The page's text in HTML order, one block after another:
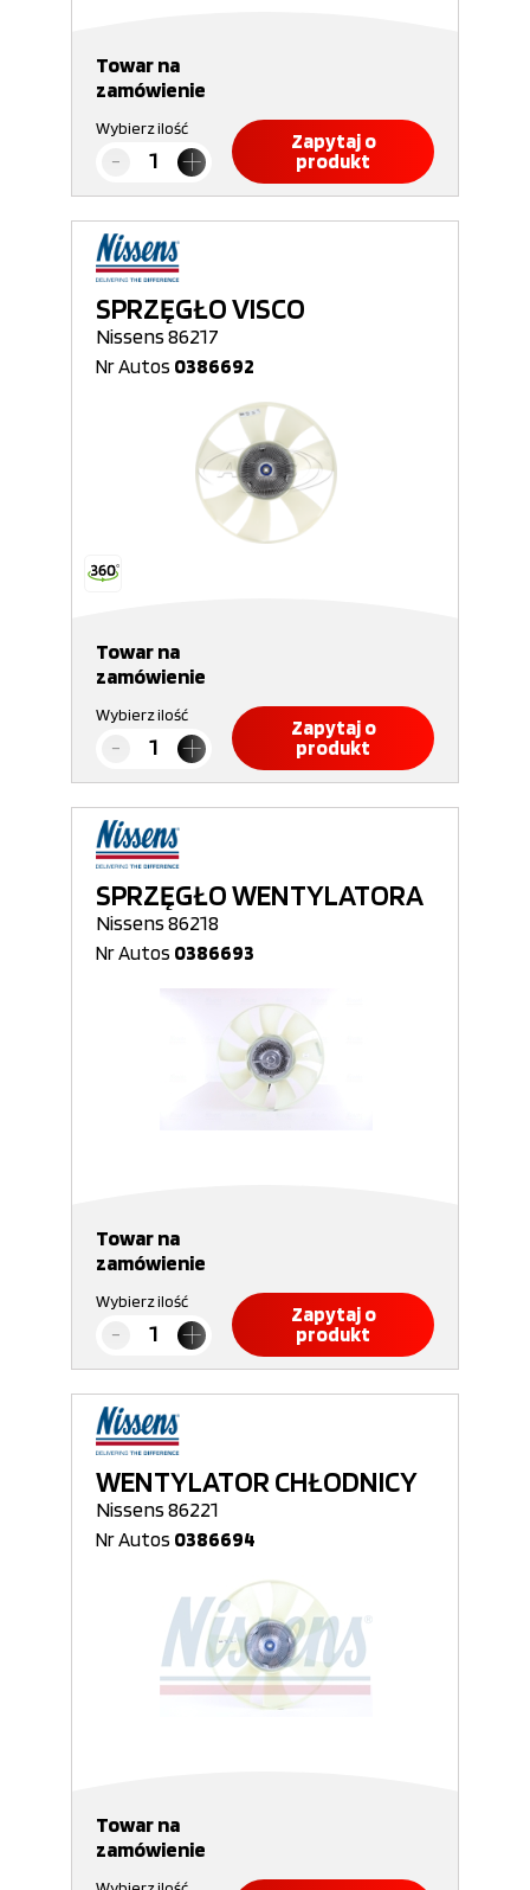
Towar na
zamówienie
Wybierz ilość
Zapytaj o
produkt
SPRZĘGŁO VISCO
Nissens 86217
Nr Autos 0386692
Towar na
zamówienie
Wybierz ilość
Zapytaj o
produkt
SPRZĘGŁO WENTYLATORA
Nissens 86218
Nr Autos 0386693
Towar na
zamówienie
Wybierz ilość
Zapytaj o
produkt
WENTYLATOR CHŁODNICY
Nissens 86221
Nr Autos 0386694
Towar na
zamówienie